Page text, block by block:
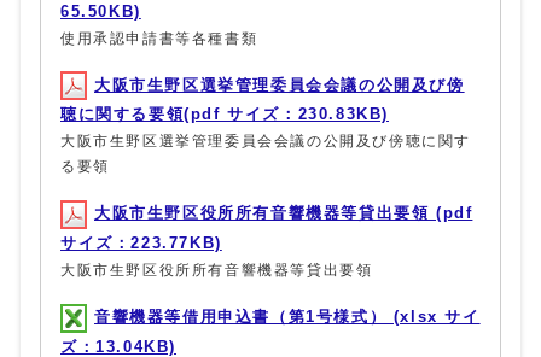
65.50KB)
使用承認申請書等各種書類
大阪市生野区選挙管理委員会会議の公開及び傍
聴に関する要領(pdf サイズ：230.83KB)
大阪市生野区選挙管理委員会会議の公開及び傍聴に関す
る要領
大阪市生野区役所所有音響機器等貸出要領 (pdf
サイズ：223.77KB)
大阪市生野区役所所有音響機器等貸出要領
音響機器等借用申込書（第1号様式） (xlsx サイ
ズ：13.04KB)